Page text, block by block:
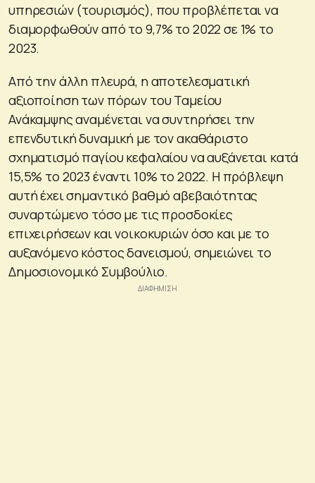
υπηρεσιών (τουρισμός), που προβλέπεται να
διαμορφωθούν από το 9,7% το 2022 σε 1% το
2023.
Από την άλλη πλευρά, η αποτελεσματική
αξιοποίηση των πόρων του Ταμείου
Ανάκαμψης αναμένεται να συντηρήσει την
επενδυτική δυναμική με τον ακαθάριστο
σχηματισμό παγίου κεφαλαίου να αυξάνεται κατά
15,5% το 2023 έναντι 10% το 2022. Η πρόβλεψη
αυτή έχει σημαντικό βαθμό αβεβαιότητας
συναρτώμενο τόσο με τις προσδοκίες
επιχειρήσεων και νοικοκυριών όσο και με το
αυξανόμενο κόστος δανεισμού, σημειώνει το
Δημοσιονομικό Συμβούλιο.